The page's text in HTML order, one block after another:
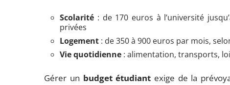
Scolarité : de 170 euros à l’université
privées
Logement : de 350 à 900 euros par mois,
Vie quotidienne : alimentation, transports,
Gérer un budget étudiant exige de la